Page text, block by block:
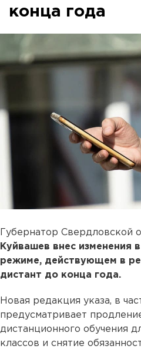
конца года
Губернатор Свердловской
Куйвашев внес изменения
режиме, действующем в
дистант до конца года.
Новая редакция указа, в
предусматривает
дистанционного обучения
классов и снятие